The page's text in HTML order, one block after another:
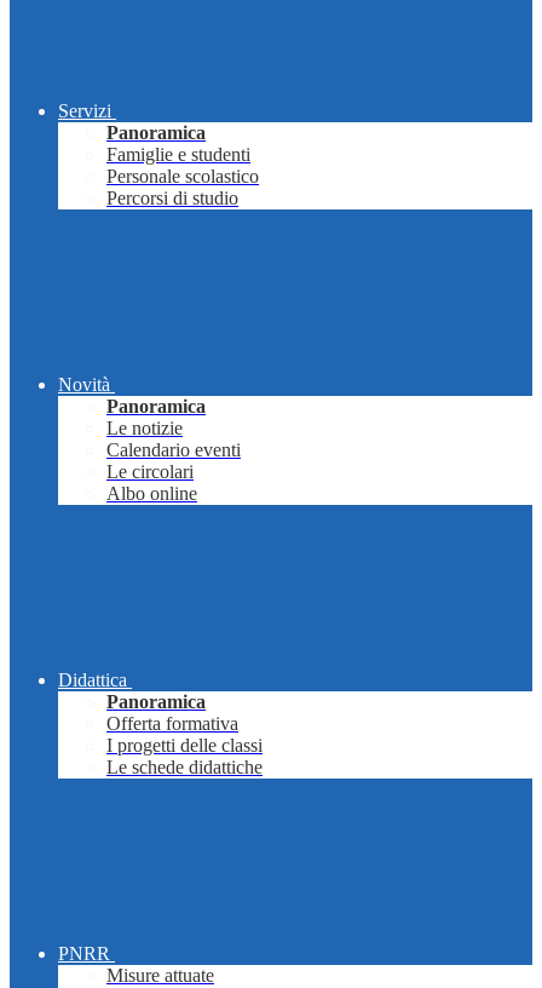
Servizi
Panoramica
Famiglie e studenti
Personale scolastico
Percorsi di studio
Novità
Panoramica
Le notizie
Calendario eventi
Le circolari
Albo online
Didattica
Panoramica
Offerta formativa
I progetti delle classi
Le schede didattiche
PNRR
Misure attuate